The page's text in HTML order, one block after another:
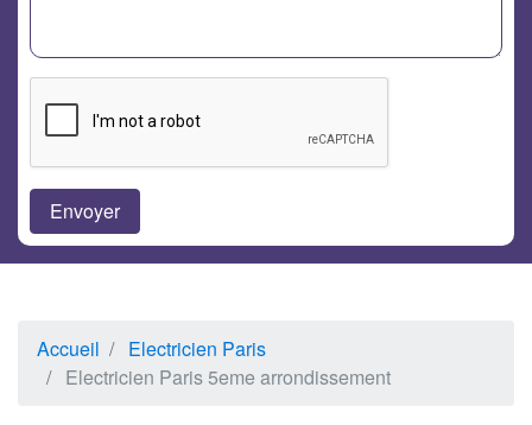
Accueil
Electricien Paris
Electricien Paris 5eme arrondissement